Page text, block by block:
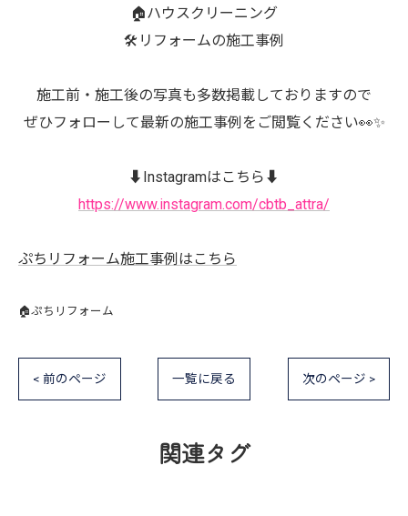
🏠ハウスクリーニング
🛠️リフォームの施工事例
施工前・施工後の写真も多数掲載しておりますので
ぜひフォローして最新の施工事例をご閲覧ください👀✨
⬇️Instagramはこちら⬇️
https://www.instagram.com/cbtb_attra/
ぷちリフォーム施工事例はこちら
🏠ぷちリフォーム
< 前のページ 一覧に戻る 次のページ >
関連タグ